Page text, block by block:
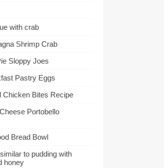
with crab
Shrimp Crab
Sloppy Joes
Pastry Eggs
Chicken Bites Recipe
Portobello
Bread Bowl
to pudding with
honey